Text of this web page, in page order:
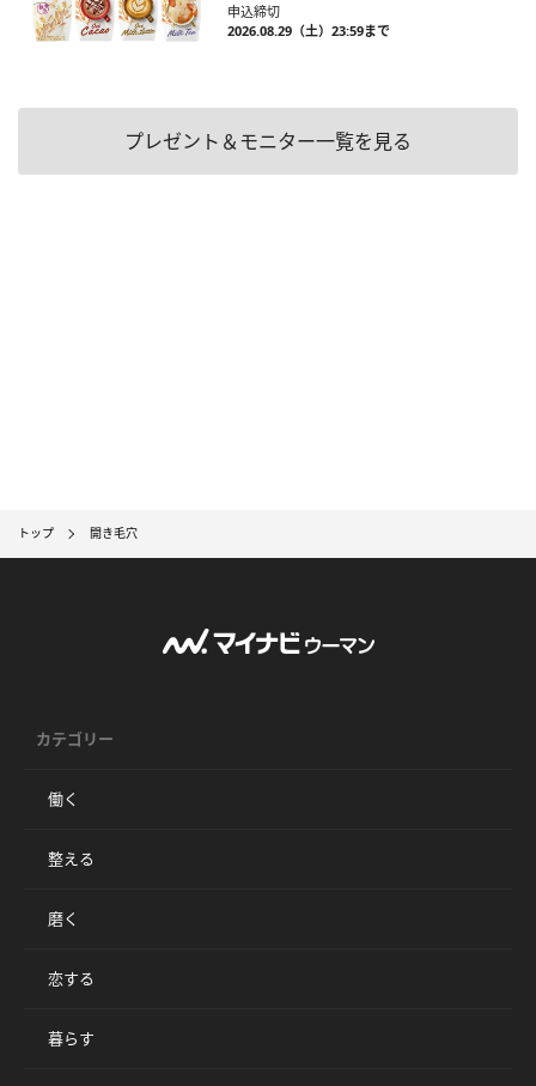
申込締切
2026.08.29（土）23:59まで
プレゼント＆モニター一覧を見る
トップ 開き毛穴
カテゴリー
働く
整える
磨く
恋する
暮らす